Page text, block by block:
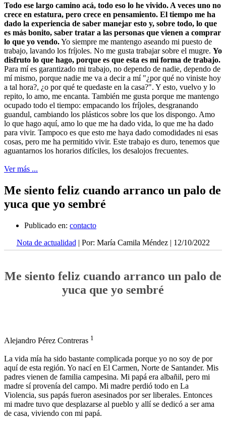
Todo ese largo camino acá, todo eso lo he vivido. A veces uno no
crece en estatura, pero crece en pensamiento. El tiempo me ha
dado la experiencia de saber manejar esto y, sobre todo, lo que
es más bonito, saber tratar a las personas que vienen a comprar
lo que yo vendo.Yo siempre me mantengo aseando mi puesto de
trabajo, lavando los fríjoles. No me gusta trabajar sobre el mugre. Yo
disfruto lo que hago, porque es que esta es mi forma de trabajo.
Para mí es garantizado mi trabajo, no dependo de nadie, dependo de
mí mismo, porque nadie me va a decir a mí "¿por qué no viniste hoy
a tal hora?, ¿o por qué te quedaste en la casa?". Y esto, vuelvo y lo
repito, lo amo, me encanta. También me gusta porque me mantengo
ocupado todo el tiempo: empacando los fríjoles, desgranando
guandul, cambiando los plásticos sobre los que los dispongo. Amo
lo que hago aquí, amo lo que me ha dado vida, lo que me ha dado
para vivir. Tampoco es que esto me haya dado comodidades ni esas
cosas, pero me ha permitido vivir. Este trabajo es duro, tenemos que
aguantarnos los horarios difíciles, los desalojos frecuentes.
Ver más ...
Me siento feliz cuando arranco un palo de
yuca que yo sembré
Publicado en: contacto
Nota de actualidad | Por: María Camila Méndez | 12/10/2022
Me siento feliz cuando arranco un palo de
yuca que yo sembré
Alejandro Pérez Contreras 1
La vida mía ha sido bastante complicada porque yo no soy de por
aquí de esta región. Yo nací en El Carmen, Norte de Santander. Mis
padres vienen de familia campesina. Mi papá era albañil, pero mi
madre sí provenía del campo. Mi madre perdió todo en La
Violencia, sus papás fueron asesinados por ser liberales. Entonces
mi madre tuvo que desplazarse al pueblo y allí se dedicó a ser ama
de casa, viviendo con mi papá.